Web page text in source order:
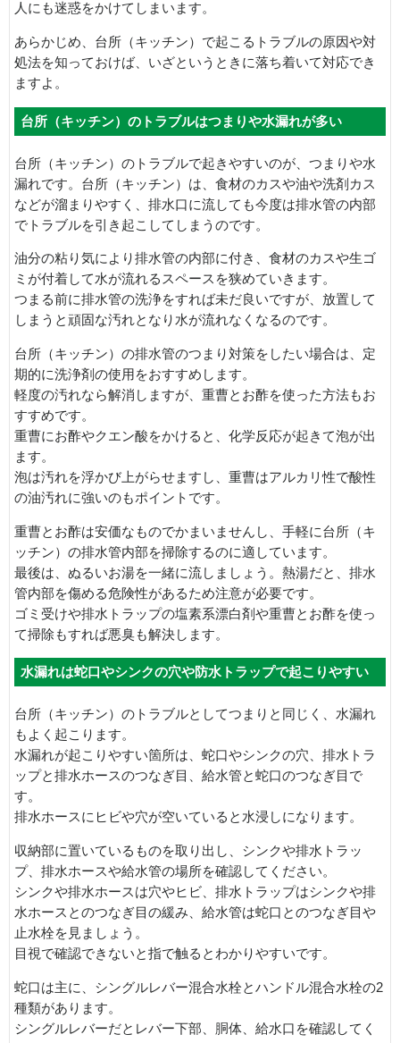
人にも迷惑をかけてしまいます。
あらかじめ、台所（キッチン）で起こるトラブルの原因や対
処法を知っておけば、いざというときに落ち着いて対応でき
ますよ。
台所（キッチン）のトラブルはつまりや水漏れが多い
台所（キッチン）のトラブルで起きやすいのが、つまりや水
漏れです。台所（キッチン）は、食材のカスや油や洗剤カス
などが溜まりやすく、排水口に流しても今度は排水管の内部
でトラブルを引き起こしてしまうのです。
油分の粘り気により排水管の内部に付き、食材のカスや生ゴ
ミが付着して水が流れるスペースを狭めていきます。
つまる前に排水管の洗浄をすれば未だ良いですが、放置して
しまうと頑固な汚れとなり水が流れなくなるのです。
台所（キッチン）の排水管のつまり対策をしたい場合は、定
期的に洗浄剤の使用をおすすめします。
軽度の汚れなら解消しますが、重曹とお酢を使った方法もお
すすめです。
重曹にお酢やクエン酸をかけると、化学反応が起きて泡が出
ます。
泡は汚れを浮かび上がらせますし、重曹はアルカリ性で酸性
の油汚れに強いのもポイントです。
重曹とお酢は安価なものでかまいませんし、手軽に台所（キ
ッチン）の排水管内部を掃除するのに適しています。
最後は、ぬるいお湯を一緒に流しましょう。熱湯だと、排水
管内部を傷める危険性があるため注意が必要です。
ゴミ受けや排水トラップの塩素系漂白剤や重曹とお酢を使っ
て掃除もすれば悪臭も解決します。
水漏れは蛇口やシンクの穴や防水トラップで起こりやすい
台所（キッチン）のトラブルとしてつまりと同じく、水漏れ
もよく起こります。
水漏れが起こりやすい箇所は、蛇口やシンクの穴、排水トラ
ップと排水ホースのつなぎ目、給水管と蛇口のつなぎ目で
す。
排水ホースにヒビや穴が空いていると水浸しになります。
収納部に置いているものを取り出し、シンクや排水トラッ
プ、排水ホースや給水管の場所を確認してください。
シンクや排水ホースは穴やヒビ、排水トラップはシンクや排
水ホースとのつなぎ目の緩み、給水管は蛇口とのつなぎ目や
止水栓を見ましょう。
目視で確認できないと指で触るとわかりやすいです。
蛇口は主に、シングルレバー混合水栓とハンドル混合水栓の2
種類があります。
シングルレバーだとレバー下部、胴体、給水口を確認してく